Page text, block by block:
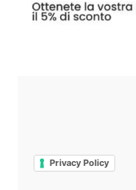
Privacy Policy